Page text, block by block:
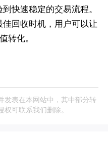
快速稳定的交易流程。
回收时机，用户可以让
转化。
发表在本网站中，其中部分转
可联系我们删除。